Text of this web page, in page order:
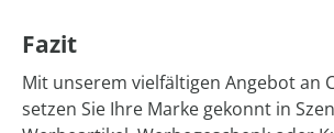
Fazit
Mit unserem vielfältigen Angebot an
setzen Sie Ihre Marke gekonnt in